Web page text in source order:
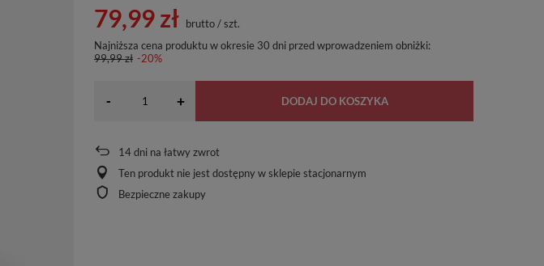
79,99 zł brutto/szt.
Najniższa cena produktu w okresie 30 dni przed wprowadzeniem obniżki:
99,99 zł -20%
- + DODAJ DO KOSZYKA
14dni na łatwy zwrot
Ten produkt nie jest dostępny w sklepie stacjonarnym
Bezpieczne zakupy